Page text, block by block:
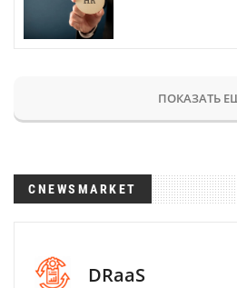
ПОКАЗАТЬ
CNEWSMARKET
DRaaS